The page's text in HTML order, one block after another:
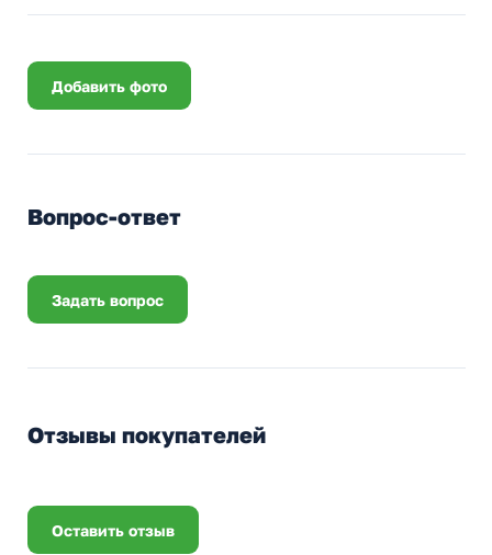
Добавить фото
Вопрос-ответ
Задать вопрос
Отзывы покупателей
Оставить отзыв